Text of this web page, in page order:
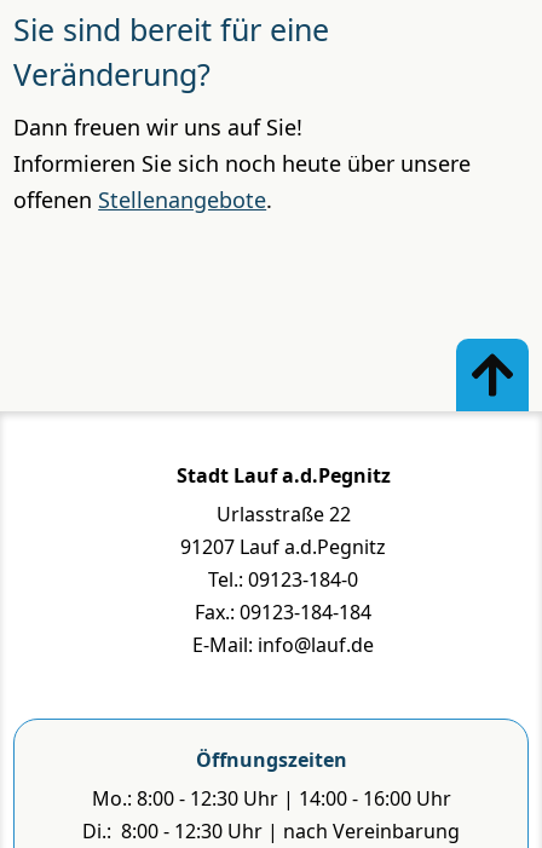
Sie sind bereit für eine
Veränderung?
Dann freuen wir uns auf Sie!
Informieren Sie sich noch heute über unsere
offenen Stellenangebote.
Stadt Lauf a.d.Pegnitz
Urlasstraße 22
91207 Lauf a.d.Pegnitz
Tel.: 09123-184-0
Fax.: 09123-184-184
E-Mail: info@lauf.de
Öffnungszeiten
Mo.: 8:00 - 12:30 Uhr | 14:00 - 16:00 Uhr
Di.: 8:00 - 12:30 Uhr | nach Vereinbarung